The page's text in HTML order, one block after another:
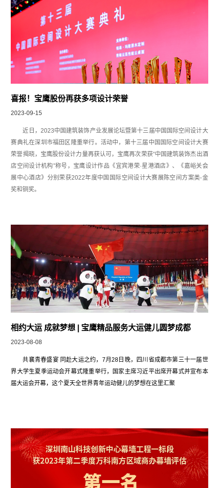
喜报！宝鹰股份再获多项设计荣誉
2023-09-15
近日，2023中国建筑装饰产业发展论坛暨第十三届中国国际空间设计大
赛典礼在深圳市福田区隆重举行。活动中，第十三届中国国际空间设计大赛
荣誉揭晓，宝鹰股份设计力量再获认可，宝鹰再次荣获“中国建筑装饰杰出酒
店空间设计机构”称号，宝鹰设计作品《宜宾港荣·星港酒店》、《嘉峪关会
展中心酒店》分别荣获2022年度中国国际空间设计大赛展陈空间方案类-金
奖和铜奖。
相约大运 成就梦想 | 宝鹰精品服务大运健儿圆梦成都
2023-08-08
共襄青春盛宴 同赴大运之约，7月28日晚，四川省成都市第三十一届世
界大学生夏季运动会开幕式隆重举行，国家主席习近平出席开幕式并宣布本
届大运会开幕，这个夏天全世界青年运动健儿的梦想在这里汇聚